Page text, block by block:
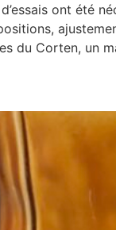
ont été
du Corten, un